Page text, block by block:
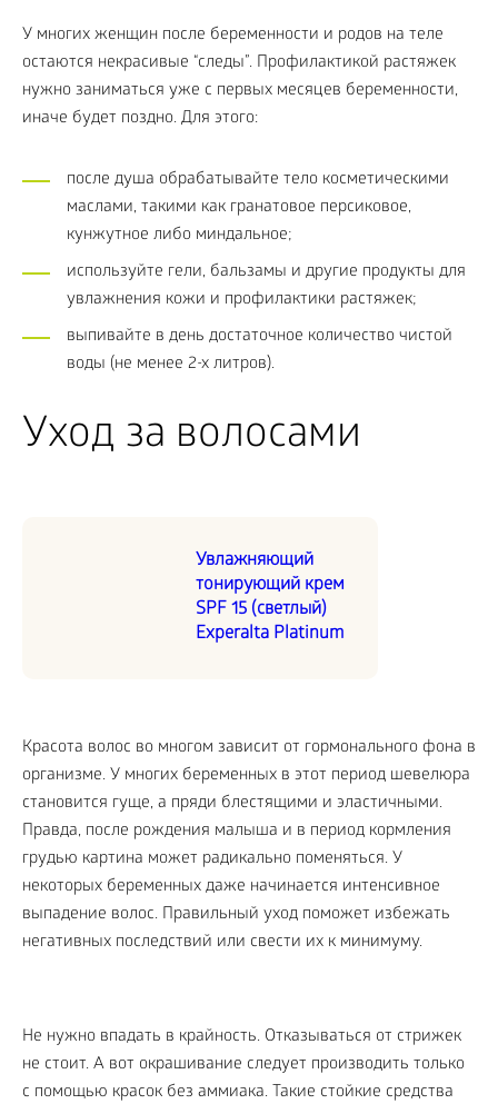
У многих женщин после беременности и родов на теле
остаются некрасивые “следы”. Профилактикой растяжек
нужно заниматься уже с первых месяцев беременности,
иначе будет поздно. Для этого:
после душа обрабатывайте тело косметическими
маслами, такими как гранатовое персиковое,
кунжутное либо миндальное;
используйте гели, бальзамы и другие продукты для
увлажнения кожи и профилактики растяжек;
выпивайте в день достаточное количество чистой
воды (не менее 2-х литров).
Уход за волосами
Увлажняющий
тонирующий крем
SPF 15 (светлый)
Experalta Platinum
Красота волос во многом зависит от гормонального фона в
организме. У многих беременных в этот период шевелюра
становится гуще, а пряди блестящими и эластичными.
Правда, после рождения малыша и в период кормления
грудью картина может радикально поменяться. У
некоторых беременных даже начинается интенсивное
выпадение волос. Правильный уход поможет избежать
негативных последствий или свести их к минимуму.
Не нужно впадать в крайность. Отказываться от стрижек
не стоит. А вот окрашивание следует производить только
с помощью красок без аммиака. Такие стойкие средства